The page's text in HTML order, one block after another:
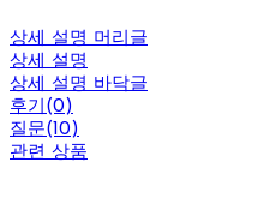
상세 설명 머리글
상세 설명
상세 설명 바닥글
후기(0)
질문(10)
관련 상품